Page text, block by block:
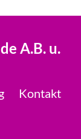
A.B. u.
Kontakt